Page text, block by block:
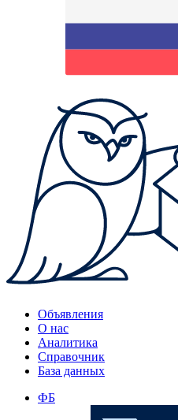
Объявления
О нас
Аналитика
Справочник
База данных
ФБ